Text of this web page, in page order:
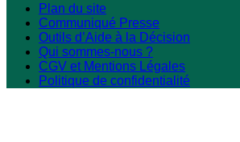
Plan du site
Communiqué Presse
Outils d’Aide à la Décision
Qui sommes-nous ?
CGV et Mentions Légales
Politique de confidentialité